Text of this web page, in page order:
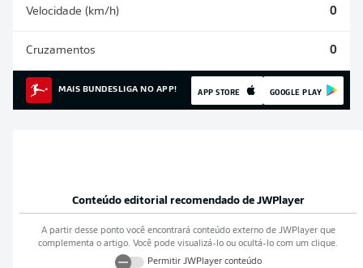
Velocidade (km/h) 0
Cruzamentos 0
MAIS BUNDESLIGA NO APP! APP STORE GOOGLE PLAY
Conteúdo editorial recomendado de JWPlayer
A partir desse ponto você encontrará conteúdo externo de JWPlayerque
complementa o artigo. Você pode visualizá-lo ou ocultá-lo com um clique.
Permitir JWPlayerconteúdo